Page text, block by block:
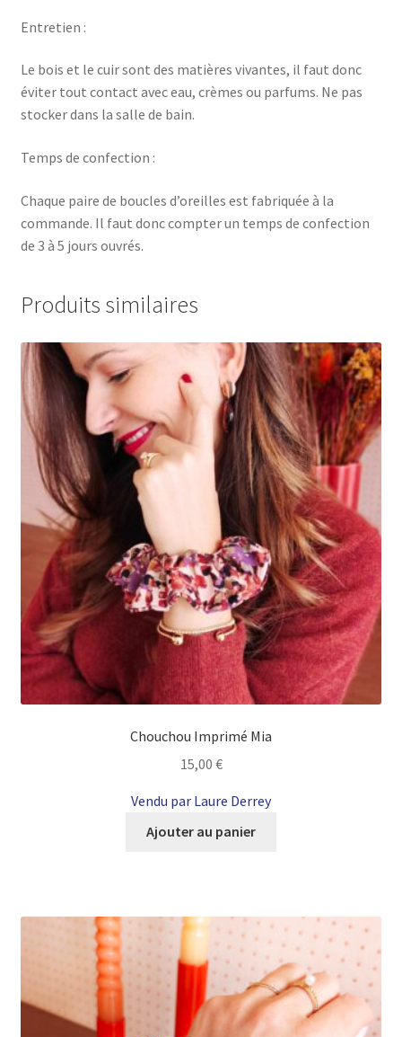
Entretien :
Le bois et le cuir sont des matières vivantes, il faut donc
éviter tout contact avec eau, crèmes ou parfums. Ne pas
stocker dans la salle de bain.
Temps de confection :
Chaque paire de boucles d’oreilles est fabriquée à la
commande. Il faut donc compter un temps de confection
de 3 à 5 jours ouvrés.
Produits similaires
Chouchou Imprimé Mia
15,00 €
Vendu par Laure Derrey
Ajouter au panier